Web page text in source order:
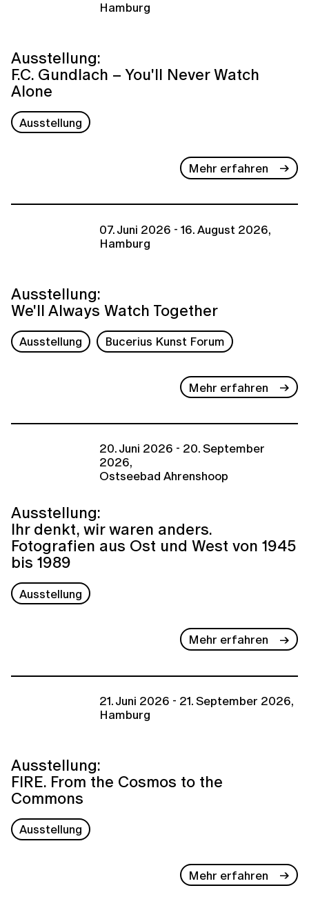
Hamburg
Ausstellung:
F.C. Gundlach – You'll Never Watch
Alone
Ausstellung
Mehr erfahren
07. Juni 2026 - 16. August 2026,
Hamburg
Ausstellung:
We'll Always Watch Together
Ausstellung Bucerius Kunst Forum
Mehr erfahren
20. Juni 2026 - 20. September
2026,
Ostseebad Ahrenshoop
Ausstellung:
Ihr denkt, wir waren anders.
Fotografien aus Ost und West von 1945
bis 1989
Ausstellung
Mehr erfahren
21. Juni 2026 - 21. September 2026,
Hamburg
Ausstellung:
FIRE. From the Cosmos to the
Commons
Ausstellung
Mehr erfahren